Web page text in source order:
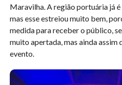
Maravilha. A região portuária já
mas esse estreiou muito bem,
medida para receber o público,
muito apertada, mas ainda assim
evento.